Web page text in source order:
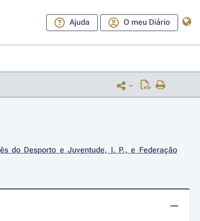
Ajuda O meu Diário
do Desporto e Juventude, I. P., e Federação